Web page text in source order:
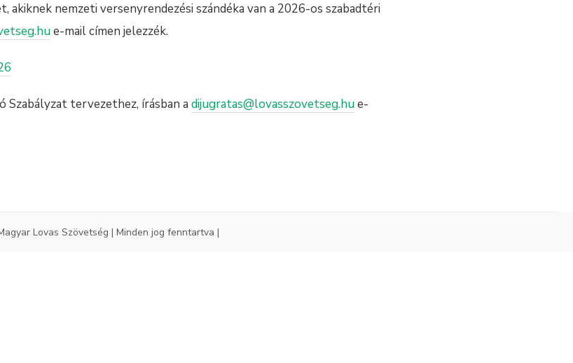
akiknek nemzeti versenyrendezési szándéka van a 2026-os szabadtéri
e-mail címen jelezzék.
Szabályzat tervezethez, írásban a dijugratas@lovasszovetseg.hue-
Lovas Szövetség | Minden jog fenntartva |